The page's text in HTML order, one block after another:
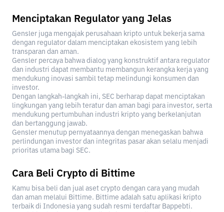
Menciptakan Regulator yang Jelas
Gensler juga mengajak perusahaan kripto untuk bekerja sama
dengan regulator dalam menciptakan ekosistem yang lebih
transparan dan aman.
Gensler percaya bahwa dialog yang konstruktif antara regulator
dan industri dapat membantu membangun kerangka kerja yang
mendukung inovasi sambil tetap melindungi konsumen dan
investor.
Dengan langkah-langkah ini, SEC berharap dapat menciptakan
lingkungan yang lebih teratur dan aman bagi para investor, serta
mendukung pertumbuhan industri kripto yang berkelanjutan
dan bertanggung jawab.
Gensler menutup pernyataannya dengan menegaskan bahwa
perlindungan investor dan integritas pasar akan selalu menjadi
prioritas utama bagi SEC.
Cara Beli Crypto di Bittime
Kamu bisa beli dan jual aset crypto dengan cara yang mudah
dan aman melalui Bittime. Bittime adalah satu aplikasi kripto
terbaik di Indonesia yang sudah resmi terdaftar Bappebti.